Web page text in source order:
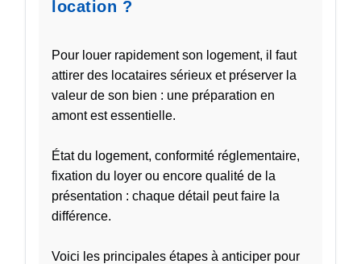
location ?
Pour louer rapidement son logement, il faut
attirer des locataires sérieux et préserver la
valeur de son bien : une préparation en
amont est essentielle.
État du logement, conformité réglementaire,
fixation du loyer ou encore qualité de la
présentation : chaque détail peut faire la
différence.
Voici les principales étapes à anticiper pour